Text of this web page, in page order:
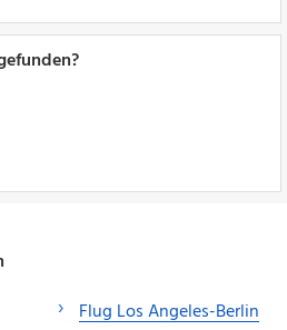
Flug Los Angeles-Berlin